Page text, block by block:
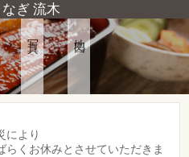
ぎ 流木
写真 地図
により
らくお休みとさせていただきま